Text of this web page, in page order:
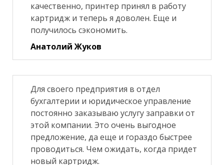
качественно, принтер принял в работу
картридж и теперь я доволен. Еще и
получилось сэкономить.
Анатолий Жуков
Для своего предприятия в отдел
бухгалтерии и юридическое управление
постоянно заказываю услугу заправки от
этой компании. Это очень выгодное
предложение, да еще и гораздо быстрее
проводиться. Чем ожидать, когда придет
новый картридж.